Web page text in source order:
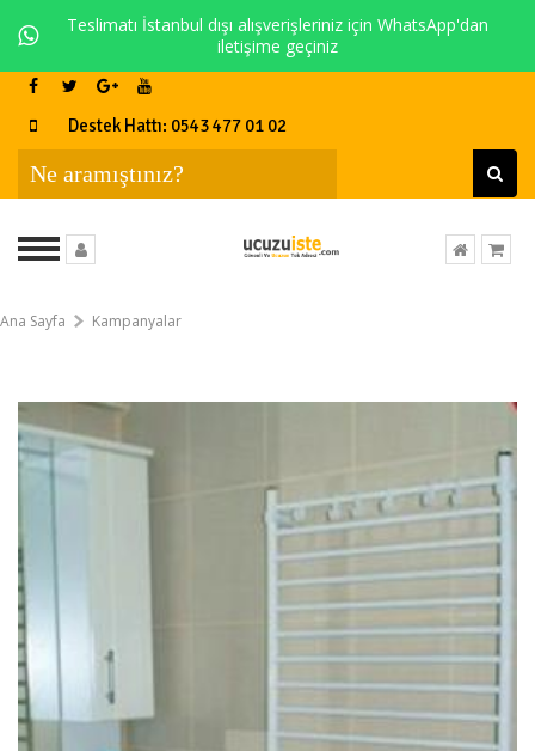
Teslimatı İstanbul dışı alışverişleriniz için WhatsApp'dan
iletişime geçiniz
Destek Hattı: 0543 477 01 02
Ana Sayfa Kampanyalar